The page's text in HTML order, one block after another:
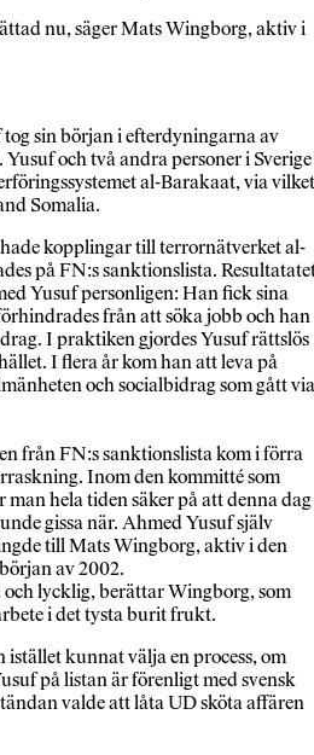
nu, säger Mats Wingborg, aktiv i
sin början i efterdyningarna av
och två andra personer i Sverige
al-Barakaat, via vilket
Somalia.
kopplingar till terrornätverket al-
på FN:s sanktionslista.
Yusuf personligen: Han fick sina
från att söka jobb och han
I praktiken gjordes Yusuf rättslös
I flera år kom han att leva på
och socialbidrag som gått via
från FN:s sanktionslista kom i förra
Inom den kommitté som
hela tiden säker på att denna dag
gissa när. Ahmed Yusuf själv
till Mats Wingborg, aktiv i den
av 2002.
lycklig, berättar Wingborg, som
i det tysta burit frukt.
kunnat välja en process, om
på listan är förenligt med svensk
valde att låta UD sköta affären